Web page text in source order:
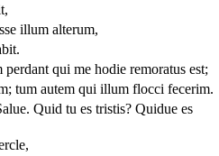
illum alterum,
qui me hodie remoratus est;
tum autem qui illum flocci fecerim.
Quid tu es tristis? Quidue es